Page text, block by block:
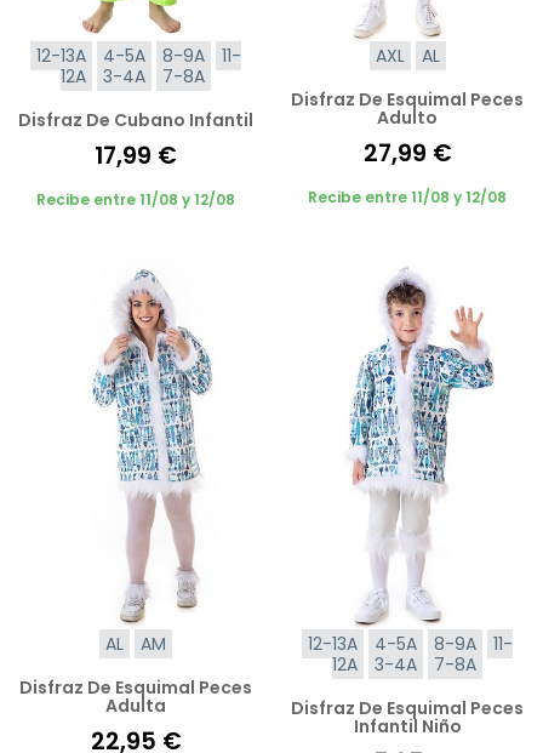
12-13A 4-5A 8-9A
11-
12A
3-4A
7-8A
Disfraz De Cubano Infantil
17,99 €
Recibe entre 11/08 y 12/08
AXL
AL
Disfraz De Esquimal Peces
Adulto
27,99 €
Recibe entre 11/08 y 12/08
AL
AM
Disfraz De Esquimal Peces
Adulta
22,95 €
12-13A 4-5A 8-9A
11-
12A
3-4A
7-8A
Disfraz De Esquimal Peces
Infantil Niño